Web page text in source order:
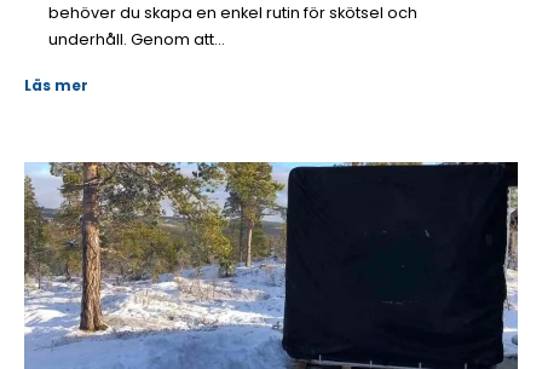
behöver du skapa en enkel rutin för skötsel och
underhåll. Genom att...
Läs mer